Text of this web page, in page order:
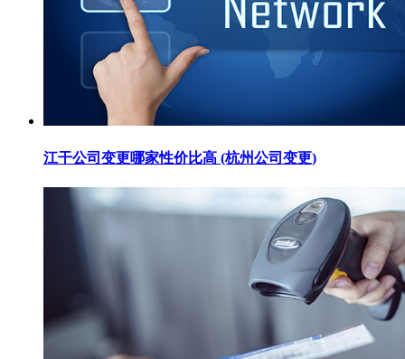
江干公司变更哪家性价比高 (杭州公司变更)